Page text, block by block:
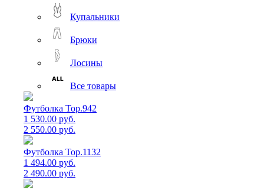
Купальники
Брюки
Лосины
Все товары
Футболка Top.942
1 530.00 руб.
2 550.00 руб.
Футболка Top.1132
1 494.00 руб.
2 490.00 руб.